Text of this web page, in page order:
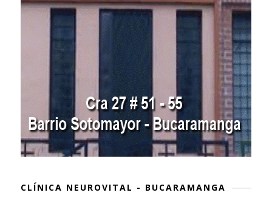
CLÍNICA NEUROVITAL - BUCARAMANGA